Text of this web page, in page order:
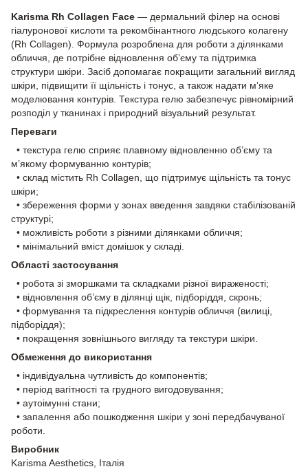
Karisma Rh Collagen Face — дермальний філер на основі
гіалуронової кислоти та рекомбінантного людського колагену
(Rh Collagen). Формула розроблена для роботи з ділянками
обличчя, де потрібне відновлення об’єму та підтримка
структури шкіри. Засіб допомагає покращити загальний вигляд
шкіри, підвищити її щільність і тонус, а також надати м’яке
моделювання контурів. Текстура гелю забезпечує рівномірний
розподіл у тканинах і природний візуальний результат.
Переваги
• текстура гелю сприяє плавному відновленню об’єму та
м’якому формуванню контурів;
• склад містить Rh Collagen, що підтримує щільність та тонус
шкіри;
• збереження форми у зонах введення завдяки стабілізованій
структурі;
• можливість роботи з різними ділянками обличчя;
• мінімальний вміст домішок у складі.
Області застосування
• робота зі зморшками та складками різної вираженості;
• відновлення об’єму в ділянці щік, підборіддя, скронь;
• формування та підкреслення контурів обличчя (вилиці,
підборіддя);
• покращення зовнішнього вигляду та текстури шкіри.
Обмеження до використання
• індивідуальна чутливість до компонентів;
• період вагітності та грудного вигодовування;
• аутоімунні стани;
• запалення або пошкодження шкіри у зоні передбачуваної
роботи.
Виробник
Karisma Aesthetics, Італія